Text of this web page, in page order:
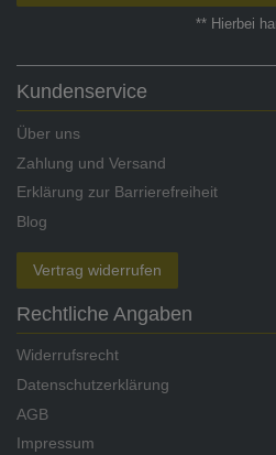
** Hierbei
Kundenservice
Über uns
Zahlung und Versand
Erklärung zur Barrierefreiheit
Blog
Vertrag widerrufen
Rechtliche Angaben
Widerrufsrecht
Datenschutzerklärung
AGB
Impressum